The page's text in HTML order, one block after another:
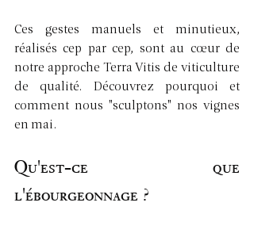
Ces gestes manuels et minutieux,
réalisés cep par cep, sont au cœur de
notre approche Terra Vitis de viticulture
de qualité. Découvrez pourquoi et
comment nous "sculptons" nos vignes
en mai.
Qu'est-ce que
l'ébourgeonnage ?